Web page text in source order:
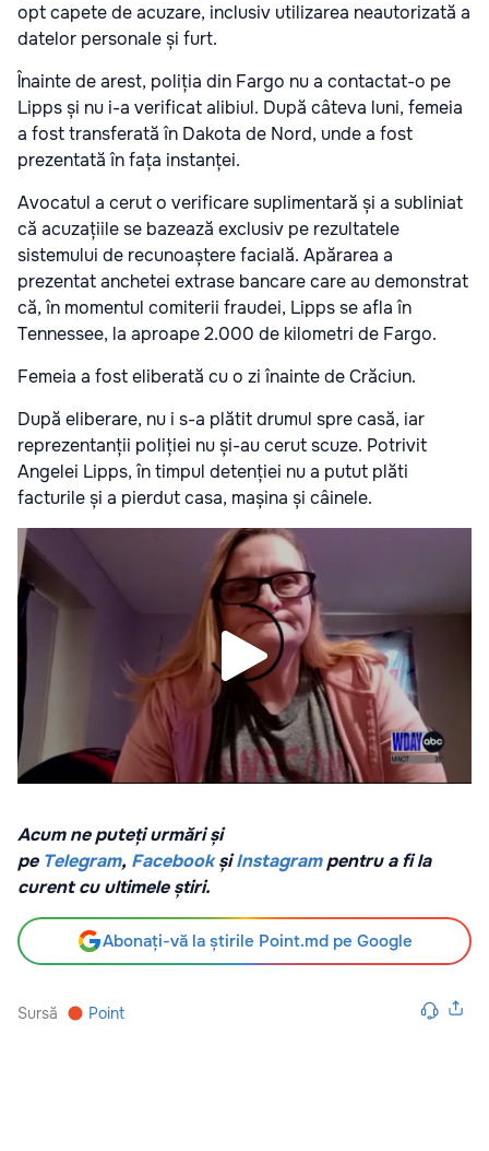
opt capete de acuzare, inclusiv utilizarea neautorizată a
datelor personale și furt.
Înainte de arest, poliția din Fargo nu a contactat-o pe
Lipps și nu i-a verificat alibiul. După câteva luni, femeia
a fost transferată în Dakota de Nord, unde a fost
prezentată în fața instanței.
Avocatul a cerut o verificare suplimentară și a subliniat
că acuzațiile se bazează exclusiv pe rezultatele
sistemului de recunoaștere facială. Apărarea a
prezentat anchetei extrase bancare care au demonstrat
că, în momentul comiterii fraudei, Lipps se afla în
Tennessee, la aproape 2.000 de kilometri de Fargo.
Femeia a fost eliberată cu o zi înainte de Crăciun.
După eliberare, nu i s-a plătit drumul spre casă, iar
reprezentanții poliției nu și-au cerut scuze. Potrivit
Angelei Lipps, în timpul detenției nu a putut plăti
facturile și a pierdut casa, mașina și câinele.
Acum ne puteți urmări și
pe Telegram, Facebook șiInstagrampentru a fi la
curent cu ultimele știri.
Abonați-vă la știrile Point.md pe Google
Sursă Point